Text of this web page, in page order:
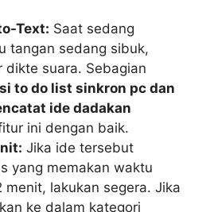
Text: Saat sedang
tangan sedang sibuk,
dikte suara. Sebagian
to do list sinkron pc dan
ide dadakan
ini dengan baik.
Jika ide tersebut
yang memakan waktu
menit, lakukan segera. Jika
ke dalam kategori